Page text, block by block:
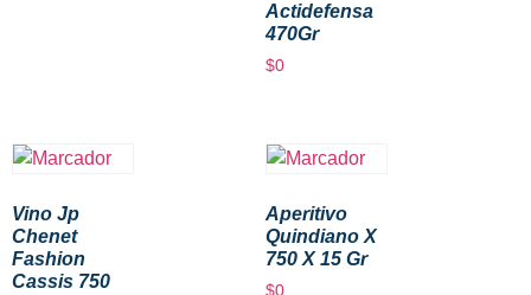
Actidefensa
470Gr
$0
Vino Jp
Chenet
Fashion
Cassis 750
Aperitivo
Quindiano X
750 X 15 Gr
$0